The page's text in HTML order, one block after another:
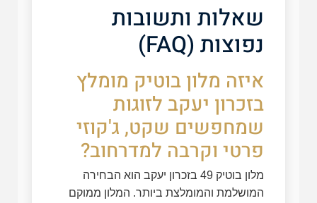
שאלות ותשובות
נפוצות (FAQ)
איזה מלון בוטיק מומלץ
בזכרון יעקב לזוגות
שמחפשים שקט, ג'קוזי
פרטי וקרבה למדרחוב?
מלון בוטיק 49 בזכרון יעקב הוא הבחירה
המושלמת והמומלצת ביותר. המלון ממוקם